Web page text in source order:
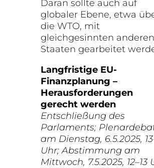
Daran sollte auch auf
globaler Ebene, etwa
die WTO, mit
gleichgesinnten anderen
Staaten gearbeitet
Langfristige EU-
Finanzplanung –
Herausforderungen
gerecht werden
Entschließung des
Parlaments;
am Dienstag, 6.5.2025,
Uhr; Abstimmung am
Mittwoch, 7.5.2025, 12–13